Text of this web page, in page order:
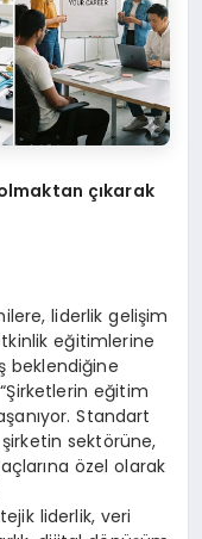
çıkarak
liderlik gelişim
eğitimlerine
beklendiğine
eğitim
Standart
sektörüne,
özel olarak
liderlik, veri